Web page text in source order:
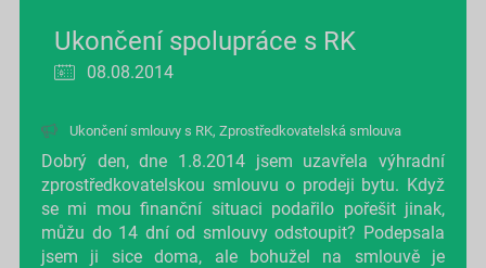
Ukončení spolupráce s RK
08.08.2014
Ukončení smlouvy s RK, Zprostředkovatelská smlouva
Dobrý den, dne 1.8.2014 jsem uzavřela výhradní
zprostředkovatelskou smlouvu o prodeji bytu. Když
se mi mou finanční situaci podařilo pořešit jinak,
můžu do 14 dní od smlouvy odstoupit? Podepsala
jsem ji sice doma, ale bohužel na smlouvě je